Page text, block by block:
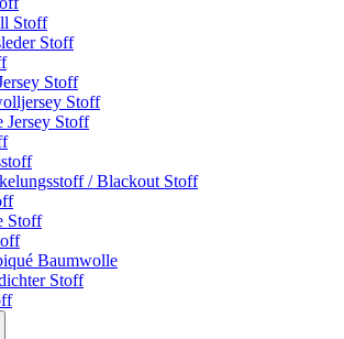
Stoff
Stoff
Stoff
Stoff
Jersey Stoff
/ Blackout Stoff
Stoff
Baumwolle
Stoff